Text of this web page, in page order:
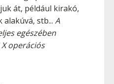
át, például kirakó,
alakúvá, stb... A
egészében
operációs